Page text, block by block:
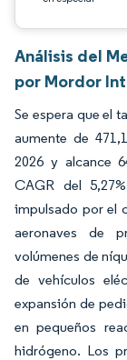
Análisis del
por Mordor
Se espera que el
aumente de
2026 y alcance
CAGR del
impulsado por el
aeronaves de
volúmenes de
de vehículos
expansión de
en pequeños
hidrógeno. Los